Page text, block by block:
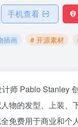
手机查看
插画 # 开源素材
师 Pablo Stanley
物的发型、上装
免费用于商业和个